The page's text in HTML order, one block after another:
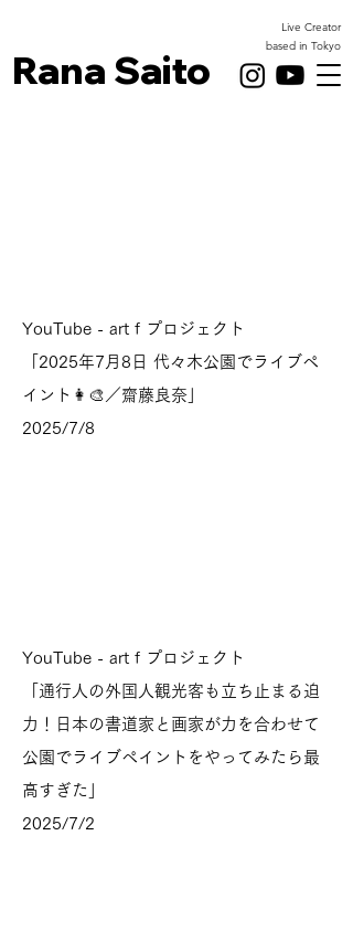
Rana Saito
Live Creator
based in Tokyo
YouTube - art f プロジェクト
「2025年7月8日 代々木公園でライブペ
イント👩‍🎨／齋藤良奈」
2025/7/8
YouTube - art f プロジェクト
「通行人の外国人観光客も立ち止まる迫
力！日本の書道家と画家が力を合わせて
公園でライブペイントをやってみたら最
高すぎた」
2025/7/2